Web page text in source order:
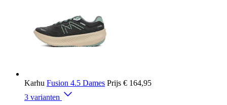
Karhu Fusion 4.5 Dames Prijs € 164,95
3 varianten